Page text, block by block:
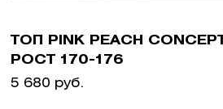
ТОП PINK PEACH
РОСТ 170-176
5 680 руб.